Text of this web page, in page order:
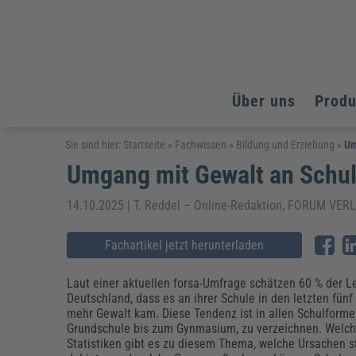
Über uns
Arbeitsschutz
Fachpublikationen & Arbeitshilfen
Arbeitssicherheit & Gesundheitsschutz
Brandschutz
Weiterbildungen (AKADEMIE HERKERT)
Assistenz & Office-Management
Baurecht & Architektenrecht
Energieoptimiertes & klimaneutrales Bauen
Fachpublikationen & Arbeitshilfen
Kinderschutz, Jugendhilfe & Inklusion
Datenschutz & IT-Recht
Datenschutz & IT-Sicherheit
Elektrosicherheit
Elektrosicherheit & Elektrotechnik
Energie und Umwelt
Fachpublikationen & Arbeitshilfen
Weiterbildungen (AKADEMIE HERKERT)
Arbeitsschutz
Bildung und Erziehung
Energie und Umwelt
Kommunales
Reisekosten und Finanzen
Arbeitsschutz
Bildung und Erziehung
Energie und Umwelt
Kommunales
Reisekosten und Finanzen
Sie sind hier: Startseite » Fachwissen » Bildung und Erziehung »
Umgang mit Gewalt an
14.10.2025 | T. Reddel – Online-Redaktion, FORUM
Fachartikel jetzt herunterladen
Laut einer aktuellen forsa-Umfrage schätzen 60 % der
Deutschland, dass es an ihrer Schule in den letzten fünf
mehr Gewalt kam. Diese Tendenz ist in allen
Grundschule bis zum Gynmasium, zu verzeichnen.
Statistiken gibt es zu diesem Thema, welche Ursachen